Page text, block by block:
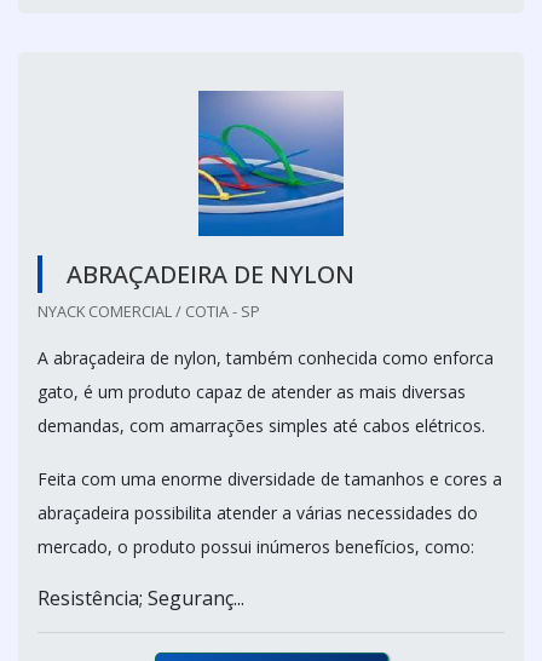
ABRAÇADEIRA DE NYLON
NYACK COMERCIAL / COTIA - SP
A abraçadeira de nylon, também conhecida como enforca
gato, é um produto capaz de atender as mais diversas
demandas, com amarrações simples até cabos elétricos.
Feita com uma enorme diversidade de tamanhos e cores a
abraçadeira possibilita atender a várias necessidades do
mercado, o produto possui inúmeros benefícios, como:
Resistência; Seguranç...